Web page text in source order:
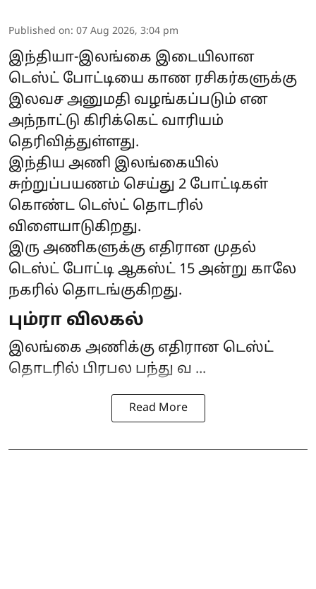
Published on: 07 Aug 2026, 3:04 pm
இந்தியா-இலங்கை இடையிலான
டெஸ்ட் போட்டியை காண ரசிகர்களுக்கு
இலவச அனுமதி வழங்கப்படும் என
அந்நாட்டு கிரிக்கெட் வாரியம்
தெரிவித்துள்ளது.
இந்திய அணி இலங்கையில்
சுற்றுப்பயணம் செய்து 2 போட்டிகள்
கொண்ட டெஸ்ட் தொடரில்
விளையாடுகிறது.
இரு அணிகளுக்கு எதிரான முதல்
டெஸ்ட் போட்டி ஆகஸ்ட் 15 அன்று காலே
நகரில் தொடங்குகிறது.
பும்ரா விலகல்
இலங்கை அணிக்கு எதிரான டெஸ்ட்
தொடரில் பிரபல பந்து வ ...
Read More